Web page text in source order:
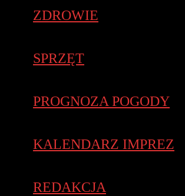
ZDROWIE
SPRZĘT
PROGNOZA POGODY
KALENDARZ IMPREZ
REDAKCJA